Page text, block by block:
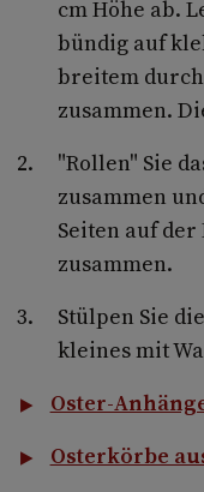
cm Höhe ab.
bündig auf
breitem
zusammen.
"Rollen" Sie
zusammen
Seiten auf
zusammen.
Stülpen Sie
kleines mit
Oster-
Osterkörbe